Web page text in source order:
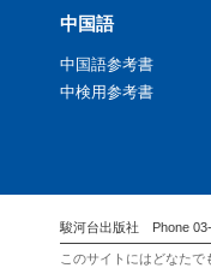
中国語
中国語参考書
中検用参考書
駿河台出版社 Phone
このサイトにはどなたで